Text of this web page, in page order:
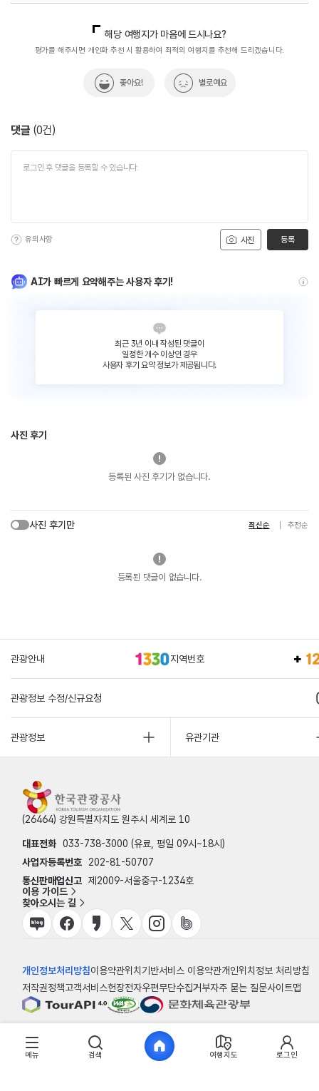
해당 여행지가 마음에 드시나요?
평가를 해주시면 개인화 추천 시 활용하여 최적의 여행지를 추천해 드리겠습니다.
좋아요! 별로예요
댓글 (0건)
사진
유의사항 등록
AI가 빠르게 요약해주는 사용자 후기!
최근 3년 이내 작성된 댓글이
일정한 개수 이상인 경우
사용자 후기 요약 정보가 제공됩니다.
사진 후기
등록된 사진 후기가 없습니다.
사진 후기만 최신순 추천순
등록된 댓글이 없습니다.
관광안내 지역번호
관광정보 수정/신규요청
관광정보 유관기관
(26464) 강원특별자치도 원주시 세계로 10
대표전화 033-738-3000 (유료, 평일 09시~18시)
사업자등록번호
202-81-50707
통신판매업신고 제2009-서울중구-1234호
이용 가이드
찾아오시는 길
개인정보처리방침이용약관위치기반서비스 이용약관개인위치정보 처리방침
저작권정책고객서비스헌장전자우편무단수집거부자주 묻는 질문사이트맵
© 한국관광공사
메뉴 검색 여행지도 로그인